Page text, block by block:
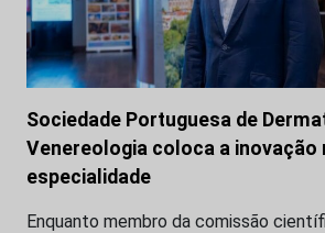
Sociedade Portuguesa de
Venereologia coloca a inovação
especialidade
Enquanto membro da comissão